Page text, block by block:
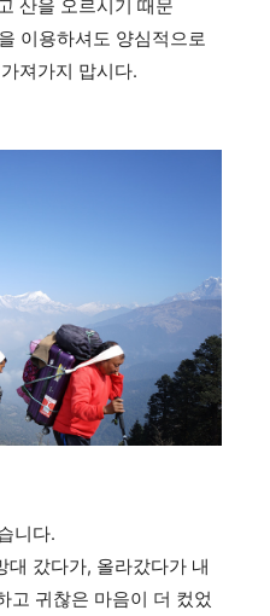
산을 오르시기 때문
이용하셔도 양심적으로
져가지 맙시다.
니다.
대 갔다가, 올라갔다가 내
고 귀찮은 마음이 더 컸었